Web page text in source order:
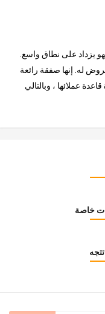
يزداد على نطاق واسع.
له. إنها صفقة رائعة
عملائها ، وبالتالي
خاصة